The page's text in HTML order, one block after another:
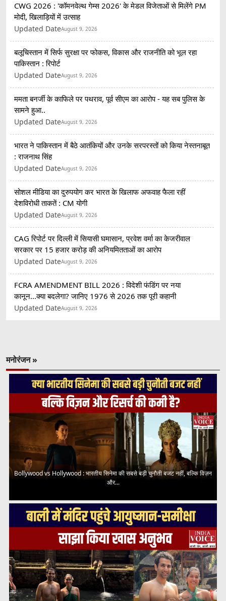
CWG 2026 : 'कॉमनवेल्थ गेम्स 2026' के मेडल विजेताओं से मिलेंगे PM
मोदी, खिलाड़ियों में उत्साह
Updated DateAugust 9, 2026
बलूचिस्तान में सिर्फ सुरक्षा पर फोकस, विकास और राजनीति को भूल रहा
पाकिस्तान : रिपोर्ट
Updated DateAugust 9, 2026
ममता बनर्जी के काफिले पर पथराव, पूर्व सीएम का आरोप - यह सब पुलिस के
सामने हुआ..
Updated DateAugust 9, 2026
भारत ने पाकिस्तान में बैठे आतंकियों और उनके सरपरस्तों को किया नेस्तनाबूत
: राजनाथ सिंह
Updated DateAugust 9, 2026
सोशल मीडिया का दुरुपयोग कर भारत के खिलाफ अफवाह फैला रहीं
देशविरोधी ताकतें : CM योगी
Updated DateAugust 9, 2026
CAG रिपोर्ट पर दिल्ली में सियासी घमासान, प्रवेश वर्मा का केजरीवाल
सरकार पर 15 हजार करोड़ की अनियमितताओं का आरोप
Updated DateAugust 9, 2026
FCRA AMENDMENT BILL 2026 : विदेशी फंडिंग पर नया
कानून...क्या बदलेगा? जानिए 1976 से 2026 तक पूरी कहानी
Updated DateAugust 9, 2026
मनोरंजन »
Bollywood vs Hollywood : भारतीय सिनेमा की सबसे बड़ी चुनौती बजट नहीं, बल्कि विज़न
और...